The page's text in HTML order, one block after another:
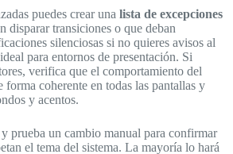
puedes crear una lista de excepciones
disparar transiciones o que deban
silenciosas si no quieres avisos al
para entornos de presentación. Si
verifica que el comportamiento del
forma coherente en todas las pantallas y
y acentos.
prueba un cambio manual para confirmar
el tema del sistema. La mayoría lo hará